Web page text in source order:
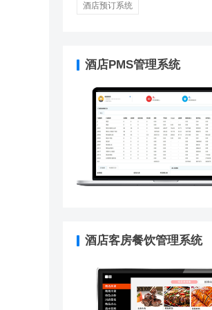
酒店预订系统
酒店PMS管理系统
酒店客房餐饮管理系统